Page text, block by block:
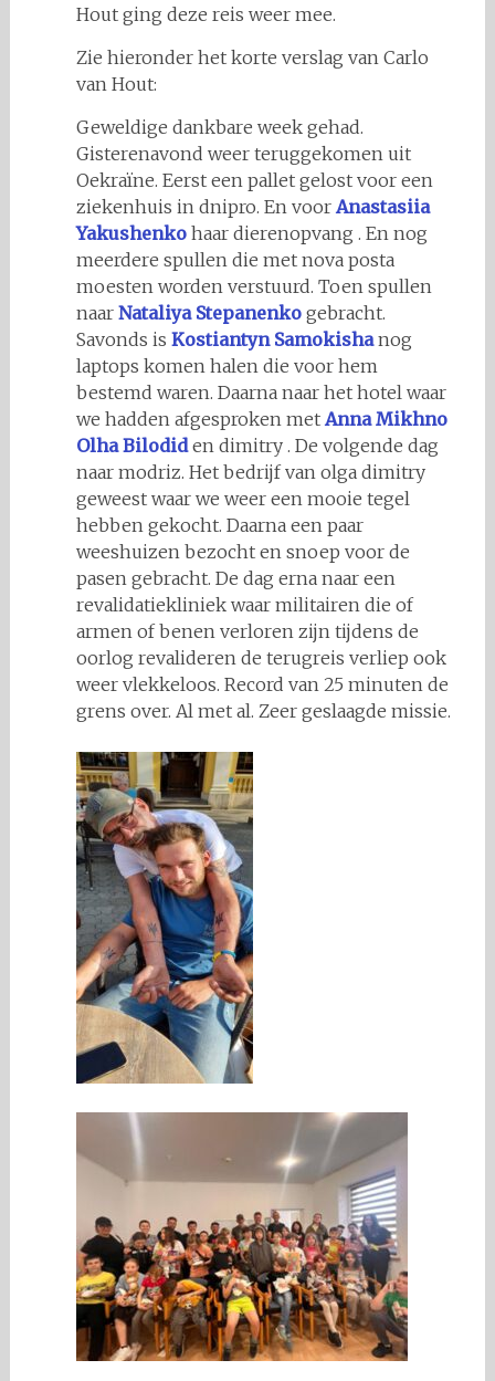
Hout ging deze reis weer mee.
Zie hieronder het korte verslag van Carlo
van Hout:
Geweldige dankbare week gehad.
Gisterenavond weer teruggekomen uit
Oekraïne. Eerst een pallet gelost voor een
ziekenhuis in dnipro. En voor Anastasiia
Yakushenkohaar dierenopvang . En nog
meerdere spullen die met nova posta
moesten worden verstuurd. Toen spullen
naar Nataliya Stepanenkogebracht.
Savonds is Kostiantyn Samokishanog
laptops komen halen die voor hem
bestemd waren. Daarna naar het hotel waar
we hadden afgesproken met Anna Mikhno
Olha Bilodiden dimitry . De volgende dag
naar modriz. Het bedrijf van olga dimitry
geweest waar we weer een mooie tegel
hebben gekocht. Daarna een paar
weeshuizen bezocht en snoep voor de
pasen gebracht. De dag erna naar een
revalidatiekliniek waar militairen die of
armen of benen verloren zijn tijdens de
oorlog revalideren de terugreis verliep ook
weer vlekkeloos. Record van 25 minuten de
grens over. Al met al. Zeer geslaagde missie.